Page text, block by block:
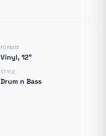
FORMAT
Vinyl, 12"
STYLE
Drum n Bass